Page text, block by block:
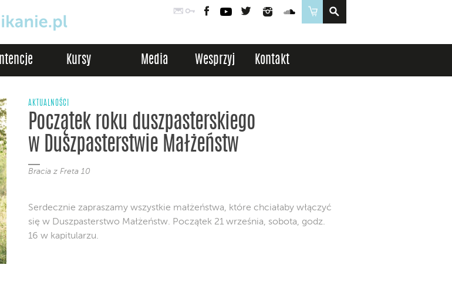
PocztaLogowanie
FacebookYouTubeTwitter InstagramSoundCloud
Sklep
Intencje Kursy Media Wesprzyj Kontakt
AKTUALNOŚCI
Początek roku duszpasterskiego
w Duszpasterstwie Małżeństw
Bracia z Freta 10
Serdecznie zapraszamy wszystkie małżeństwa, które chciałaby włączyć
się w Duszpasterstwo Małżeństw. Początek 21 września, sobota, godz.
16 w kapitularzu.